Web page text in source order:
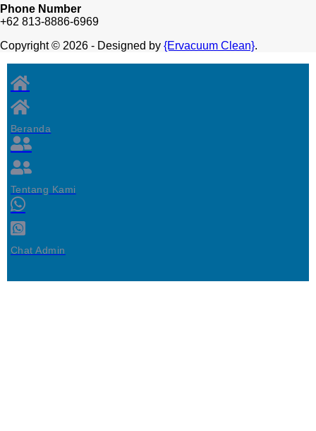
Phone Number
+62 813-8886-6969
Copyright © 2026 - Designed by {Ervacuum Clean}.
Beranda
Tentang Kami
Chat Admin